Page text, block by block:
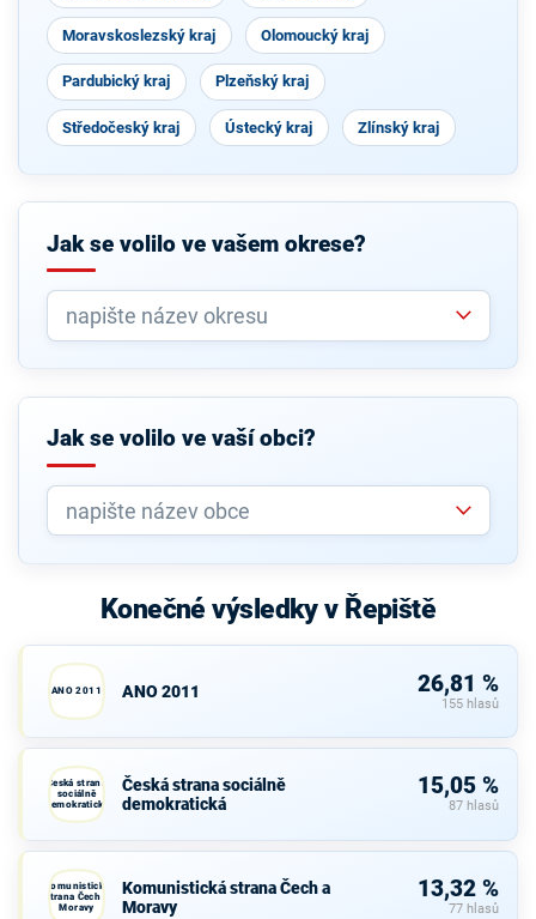
Moravskoslezský kraj Olomoucký kraj
Pardubický kraj Plzeňský kraj
Středočeský kraj Ústecký kraj Zlínský kraj
Jak se volilo ve vašem okrese?
Jak se volilo ve vaší obci?
Konečné výsledky v Řepiště
ANO 2011 ANO 2011 26,81 %
155 hlasů
Česká strana
sociálně
demokratická
Česká strana sociálně
demokratická
15,05 %
87 hlasů
Komunistická
strana Čech a
Moravy
Komunistická strana Čech a
Moravy
13,32 %
77 hlasů